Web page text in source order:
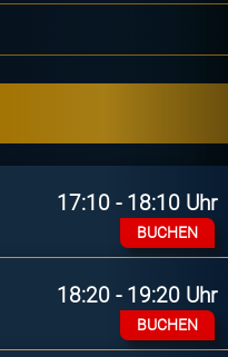
17:10 - 18:10 Uhr
BUCHEN
18:20 - 19:20 Uhr
BUCHEN